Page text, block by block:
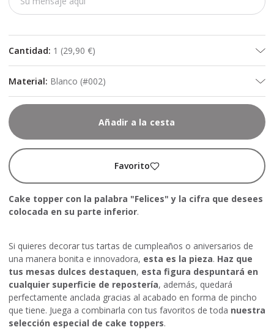
Cantidad: 1 (29,90 €)
Material: Blanco (#002)
Añadir a la cesta
Favorito
Cake topper con la palabra "Felices" y la cifra que desees
colocada en su parte inferior.
Si quieres decorar tus tartas de cumpleaños o aniversarios de
una manera bonita e innovadora, esta es la pieza. Haz que
tus mesas dulces destaquen, esta figura despuntará en
cualquier superficie de repostería, además, quedará
perfectamente anclada gracias al acabado en forma de pincho
que tiene. Juega a combinarla con tus favoritos de toda nuestra
selección especial de cake toppers.